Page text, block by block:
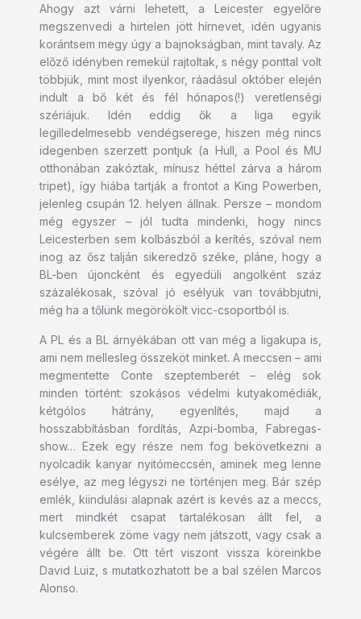
Ahogy azt várni lehetett, a Leicester egyelőre
megszenvedi a hirtelen jött hírnevet, idén ugyanis
korántsem megy úgy a bajnokságban, mint tavaly. Az
előző idényben remekül rajtoltak, s négy ponttal volt
többjük, mint most ilyenkor, ráadásul október elején
indult a bő két és fél hónapos(!) veretlenségi
szériájuk. Idén eddig ők a liga egyik
legilledelmesebb vendégserege, hiszen még nincs
idegenben szerzett pontjuk (a Hull, a Pool és MU
otthonában zakóztak, mínusz héttel zárva a három
tripet), így hiába tartják a frontot a King Powerben,
jelenleg csupán 12. helyen állnak. Persze – mondom
még egyszer – jól tudta mindenki, hogy nincs
Leicesterben sem kolbászból a kerítés, szóval nem
inog az ősz talján sikeredző széke, pláne, hogy a
BL-ben újoncként és egyedüli angolként száz
százalékosak, szóval jó esélyük van továbbjutni,
még ha a tőlünk megörökölt vicc-csoportból is.
A PL és a BL árnyékában ott van még a ligakupa is,
ami nem mellesleg összeköt minket. A meccsen – ami
megmentette Conte szeptemberét – elég sok
minden történt: szokásos védelmi kutyakomédiák,
kétgólos hátrány, egyenlítés, majd a
hosszabbításban fordítás, Azpi-bomba, Fabregas-
show… Ezek egy része nem fog bekövetkezni a
nyolcadik kanyar nyitómeccsén, aminek meg lenne
esélye, az meg légyszi ne történjen meg. Bár szép
emlék, kiindulási alapnak azért is kevés az a meccs,
mert mindkét csapat tartalékosan állt fel, a
kulcsemberek zöme vagy nem játszott, vagy csak a
végére állt be. Ott tért viszont vissza köreinkbe
David Luiz, s mutatkozhatott be a bal szélen Marcos
Alonso.